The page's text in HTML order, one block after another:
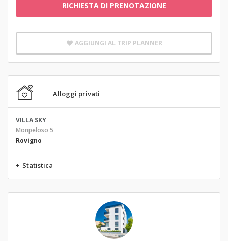
RICHIESTA DI PRENOTAZIONE
AGGIUNGI AL TRIP PLANNER
Alloggi privati
VILLA SKY
Monpeloso 5
Rovigno
+ Statistica